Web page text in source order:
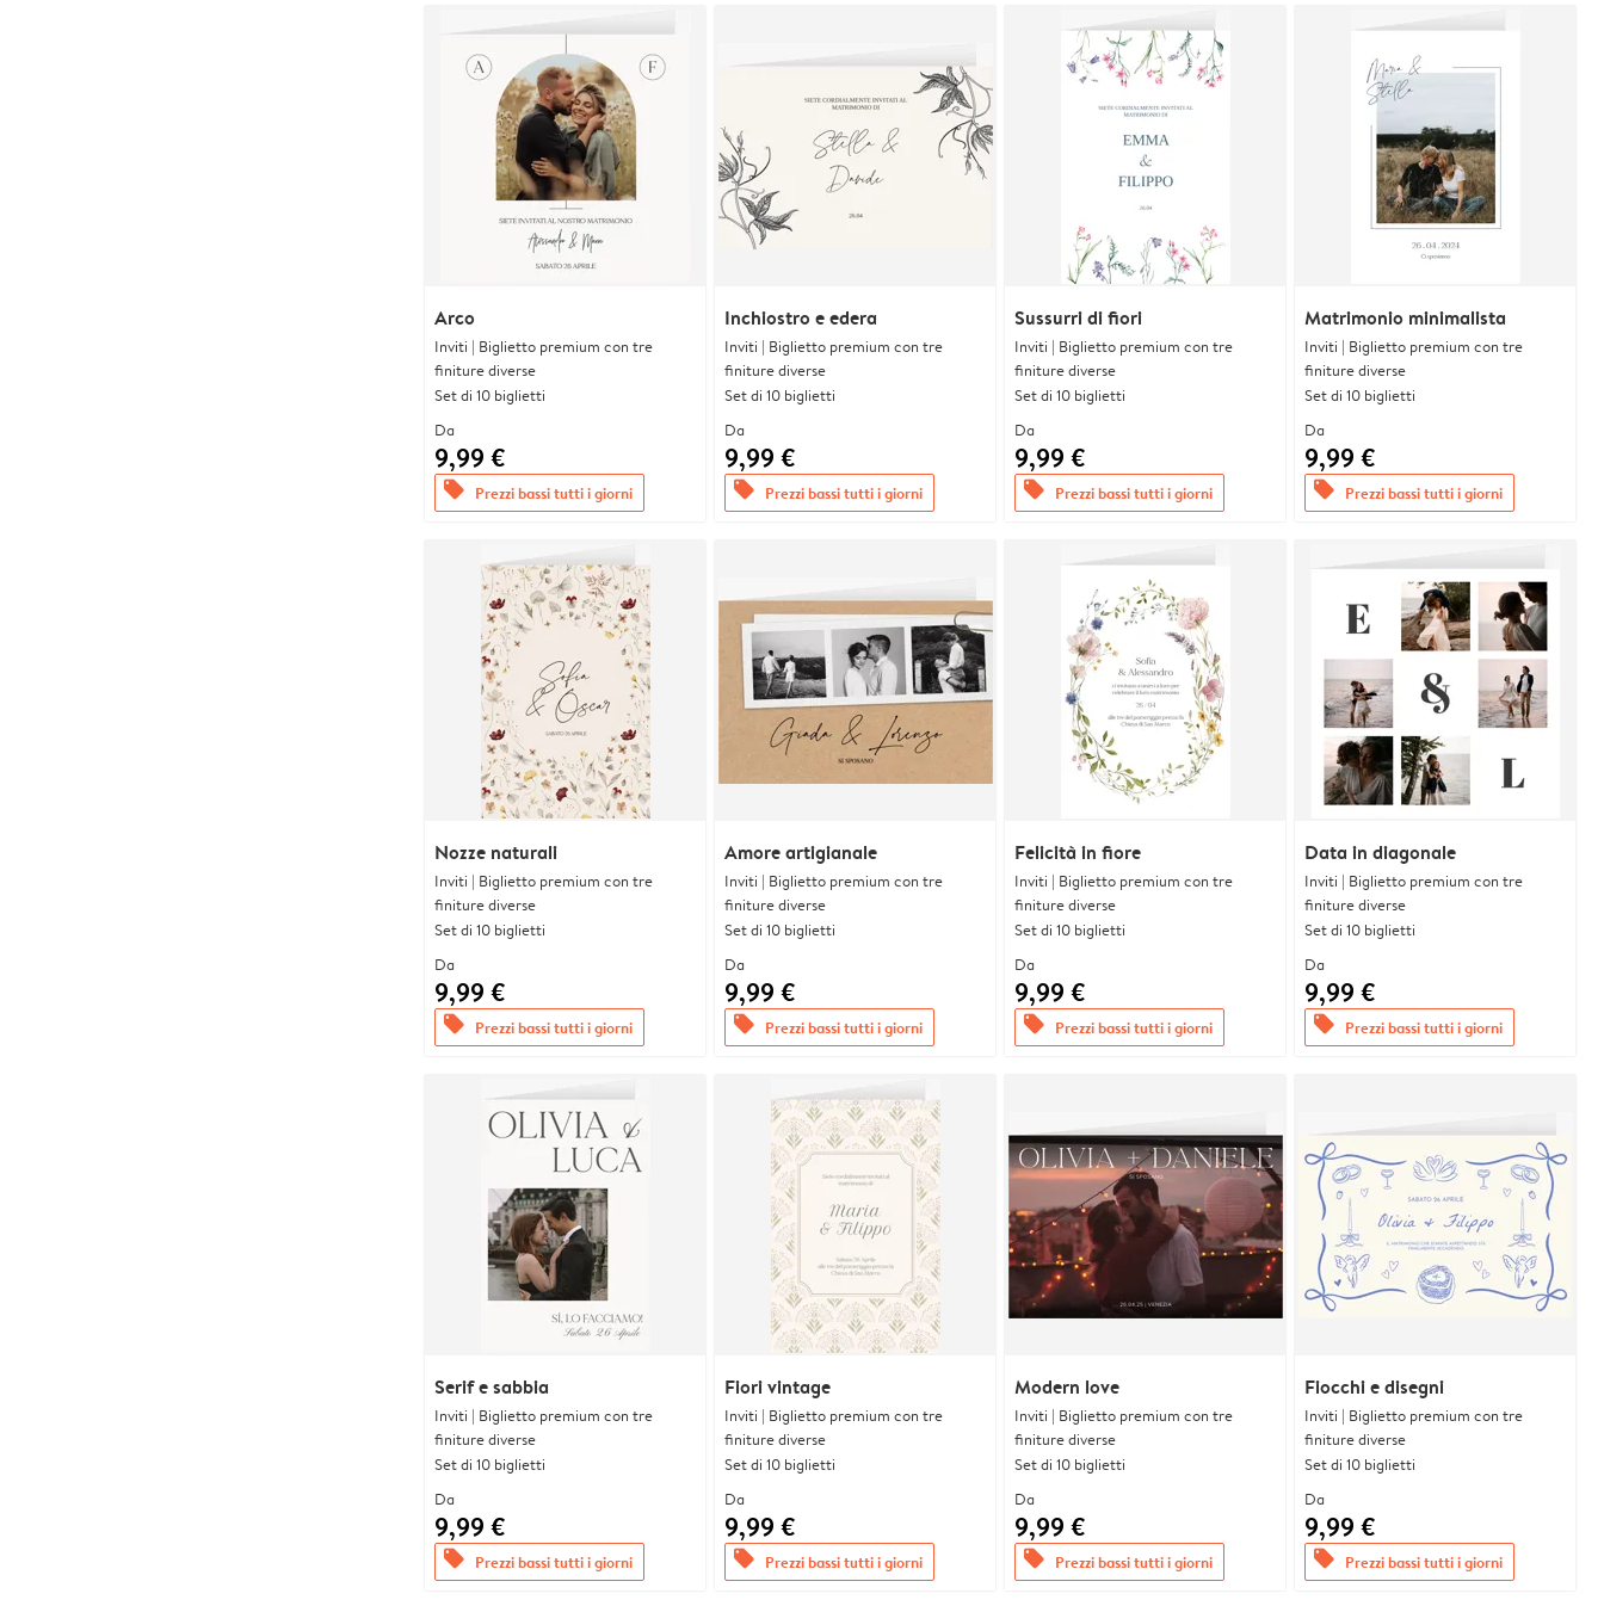
Arco
Inviti | Biglietto premium con tre
finiture diverse
Set di 10 biglietti
Da
9,99 €
offers Prezzi bassi tutti i giorni
Inchiostro e edera
Inviti | Biglietto premium con tre
finiture diverse
Set di 10 biglietti
Da
9,99 €
offers Prezzi bassi tutti i giorni
Sussurri di fiori
Inviti | Biglietto premium con tre
finiture diverse
Set di 10 biglietti
Da
9,99 €
offers Prezzi bassi tutti i giorni
Matrimonio minimalista
Inviti | Biglietto premium con tre
finiture diverse
Set di 10 biglietti
Da
9,99 €
offers Prezzi bassi tutti i giorni
Nozze naturali
Inviti | Biglietto premium con tre
finiture diverse
Set di 10 biglietti
Da
9,99 €
offers Prezzi bassi tutti i giorni
Amore artigianale
Inviti | Biglietto premium con tre
finiture diverse
Set di 10 biglietti
Da
9,99 €
offers Prezzi bassi tutti i giorni
Felicità in fiore
Inviti | Biglietto premium con tre
finiture diverse
Set di 10 biglietti
Da
9,99 €
offers Prezzi bassi tutti i giorni
Data in diagonale
Inviti | Biglietto premium con tre
finiture diverse
Set di 10 biglietti
Da
9,99 €
offers Prezzi bassi tutti i giorni
Serif e sabbia
Inviti | Biglietto premium con tre
finiture diverse
Set di 10 biglietti
Da
9,99 €
offers Prezzi bassi tutti i giorni
Fiori vintage
Inviti | Biglietto premium con tre
finiture diverse
Set di 10 biglietti
Da
9,99 €
offers Prezzi bassi tutti i giorni
Modern love
Inviti | Biglietto premium con tre
finiture diverse
Set di 10 biglietti
Da
9,99 €
offers Prezzi bassi tutti i giorni
Fiocchi e disegni
Inviti | Biglietto premium con tre
finiture diverse
Set di 10 biglietti
Da
9,99 €
offers Prezzi bassi tutti i giorni